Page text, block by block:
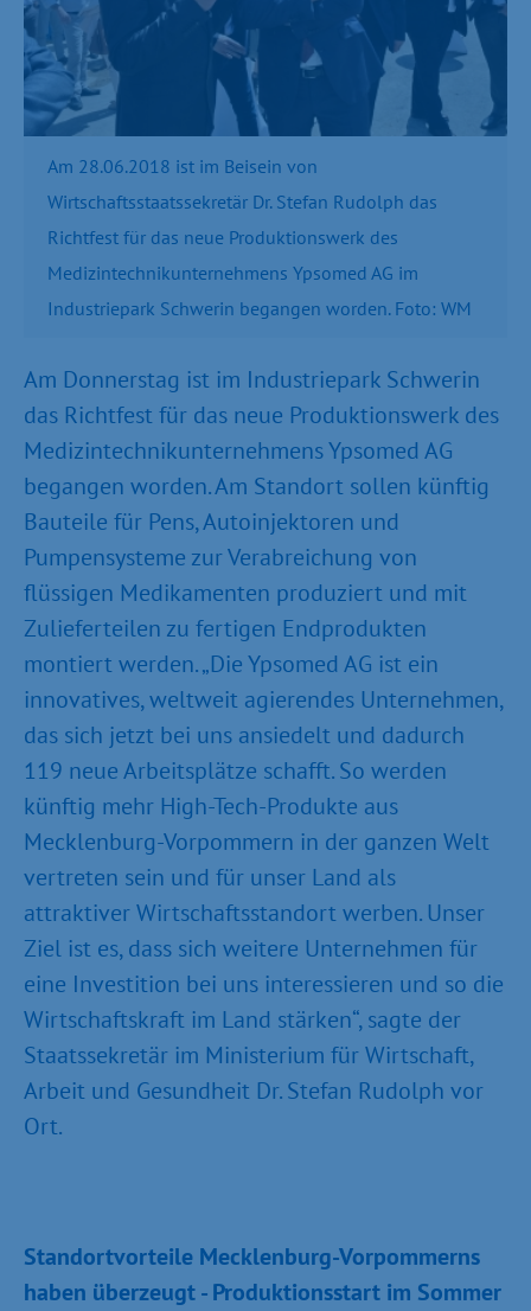
Am 28.06.2018 ist im Beisein von
Wirtschaftsstaatssekretär Dr. Stefan Rudolph das
Richtfest für das neue Produktionswerk des
Medizintechnikunternehmens Ypsomed AG im
Industriepark Schwerin begangen worden. Foto: WM
Am Donnerstag ist im Industriepark Schwerin
das Richtfest für das neue Produktionswerk des
Medizintechnikunternehmens Ypsomed AG
begangen worden. Am Standort sollen künftig
Bauteile für Pens, Autoinjektoren und
Pumpensysteme zur Verabreichung von
flüssigen Medikamenten produziert und mit
Zulieferteilen zu fertigen Endprodukten
montiert werden. „Die Ypsomed AG ist ein
innovatives, weltweit agierendes Unternehmen,
das sich jetzt bei uns ansiedelt und dadurch
119 neue Arbeitsplätze schafft. So werden
künftig mehr High-Tech-Produkte aus
Mecklenburg-Vorpommern in der ganzen Welt
vertreten sein und für unser Land als
attraktiver Wirtschaftsstandort werben. Unser
Ziel ist es, dass sich weitere Unternehmen für
eine Investition bei uns interessieren und so die
Wirtschaftskraft im Land stärken“, sagte der
Staatssekretär im Ministerium für Wirtschaft,
Arbeit und Gesundheit Dr. Stefan Rudolph vor
Ort.
Standortvorteile Mecklenburg-Vorpommerns
haben überzeugt - Produktionsstart im Sommer